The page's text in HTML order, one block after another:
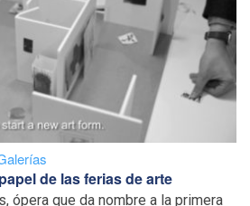
de las ferias de arte
ópera que da nombre a la primera